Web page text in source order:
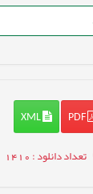
PDF
XML
تعداد دانلود: 1410